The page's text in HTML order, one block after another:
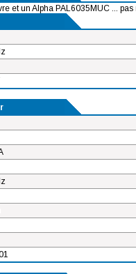
et un Alpha PAL6035MUC ...